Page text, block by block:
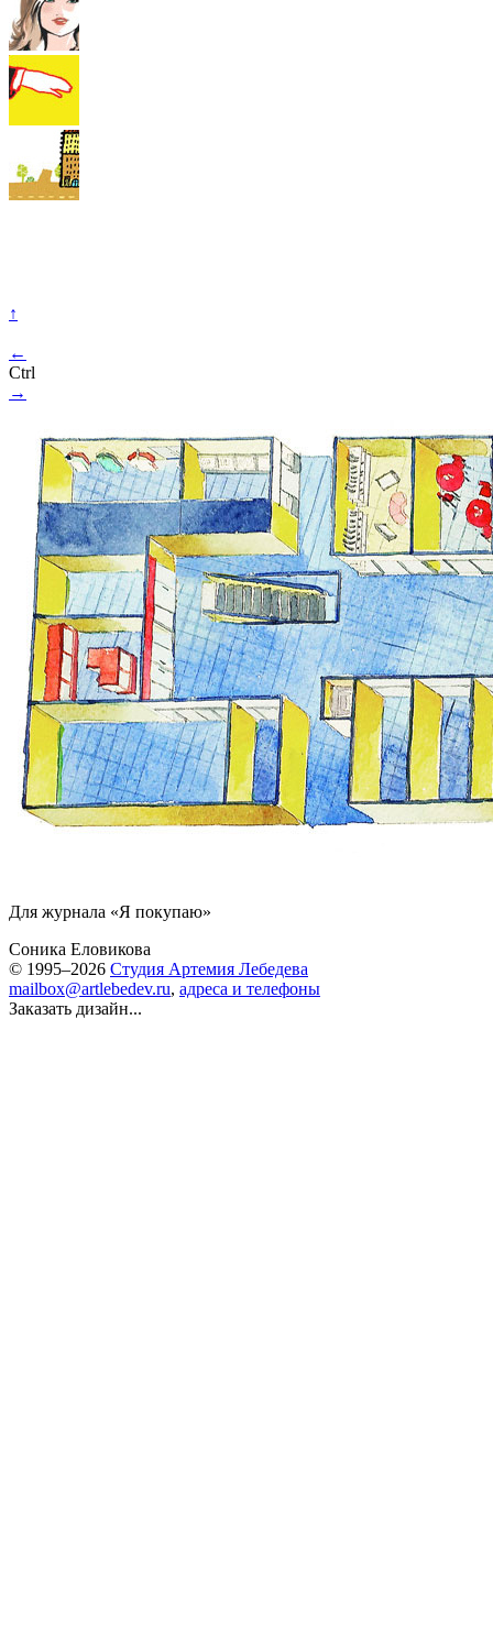
↑
←
Ctrl
→
Для журнала «Я покупаю»
Соника Еловикова
© 1995–2026 Студия Артемия Лебедева
mailbox@artlebedev.ru, адреса и телефоны
Заказать дизайн...